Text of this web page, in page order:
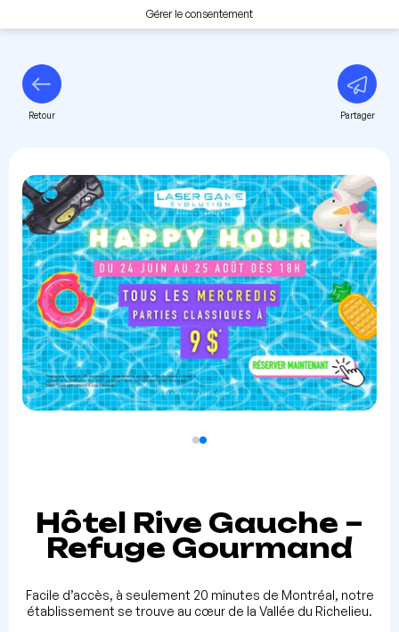
Gérer le consentement
Retour Partager
Hôtel Rive Gauche –
Refuge Gourmand
Facile d’accès, à seulement 20 minutes de Montréal, notre
établissement se trouve au cœur de la Vallée du Richelieu.